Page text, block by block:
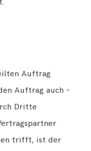
Auftrag
Auftrag auch –
Dritte
trifft, ist der